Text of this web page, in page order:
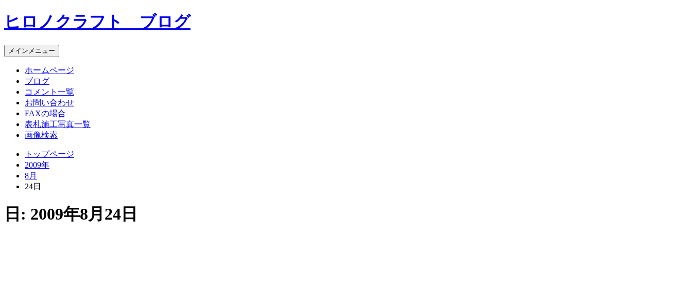
コ
ン
ン
ツ
ヒロノクラフト ブログ
メインメニュー
ホームページ
ブログ
コメント一覧
お問い合わせ
FAXの場合
表札施工写真一覧
画像検索
トップページ
2009年
8月
24日
日: 2009年8月24日